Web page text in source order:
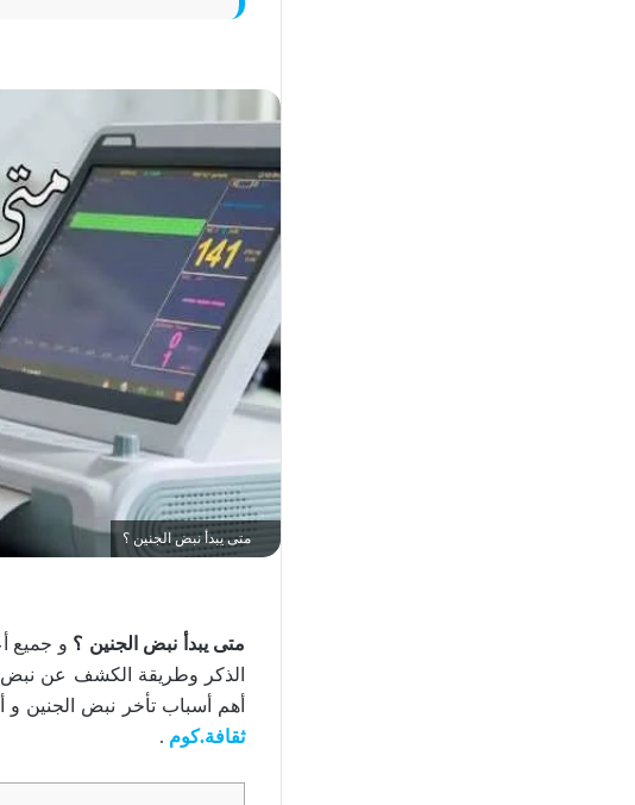
متى يبدأ نبض الجنين ؟
متى يبدأ نبض الجنين ؟ و جميع
الذكر وطريقة الكشف عن
أهم أسباب تأخر نبض الجنين و
ثقافة.كوم .